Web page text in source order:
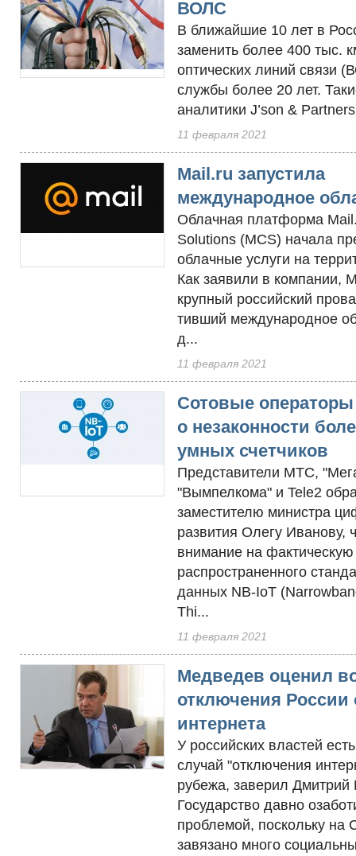
ВОЛС
В бли­жай­шие 10 лет в
за­менить бо­лее 400 тыс.
оп­ти­чес­ких ли­ний свя­зи
служ­бы бо­лее 20 лет.
ана­лити­ки J’son &
11 февраля 2021
Mail.ru запустила
международное
Об­лачная плат­форма
Solutions (MCS) на­чала
об­лачные ус­лу­ги на
Как зая­ви­ли в ком­па­нии,
круп­ный рос­сий­ский
тивший меж­ду­народ­ное
д...
11 февраля 2021
Сотовые
о незаконности
умных счетчиков
Представители МТС,
"Вымпелкома" и Tele2
заместителю министра
развития Олегу Иванову,
внимание на фактическую
распространенного
данных NB-IoT
Thi...
11 февраля 2021
Медведев оценил
отключения России
интернета
У российских властей
случай "отключения
рубежа, заверил
Государство давно
проблемой, поскольку на
завязано много